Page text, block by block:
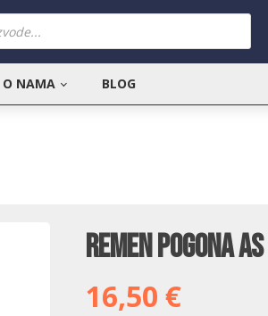
O NAMA BLOG
Remen pogona
16,50 €